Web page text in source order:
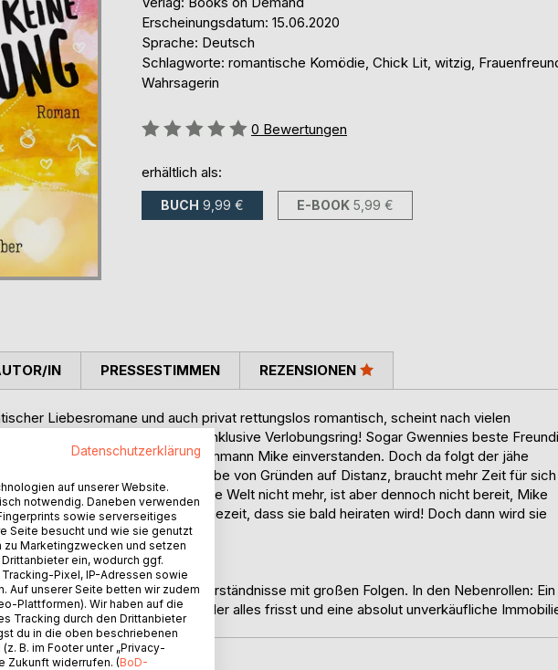
Erscheinungsdatum: 15.06.2020
Sprache: Deutsch
Schlagworte: romantische Komödie, Chick Lit, witzig,
Wahrsagerin
Bewertung::
0 Bewertungen
erhältlich als:
BUCH 9,99 € E-BOOK 5,99 €
Liebesromane und auch privat rettungslos romantisch, scheint nach vielen
große Los gezogen zu haben, inklusive Verlobungsring! Sogar Gwennies beste
Zynikerin aller Zeiten, ist mit Traummann Mike einverstanden. Doch da folgt der jähe
Mike geht plötzlich ohne Angabe von Gründen auf Distanz, braucht mehr Zeit für sich
schnell geht. Gwennie versteht die Welt nicht mehr, ist aber dennoch nicht bereit, Mike
hat eine Wahrsagerin ihr prophezeit, dass sie bald heiraten wird! Doch dann wird sie
Frau küsst ...
über die Liebe und kleine Missverständnisse mit großen Folgen. In den Nebenrollen: Ein
eine niedliche Nichte, ein Hund, der alles frisst und eine absolut unverkäufliche
IN PRESSESTIMMEN REZENSIONEN
Datenschutzerklärung
auf unserer Website.
notwendig. Daneben verwenden
sowie serverseitiges
Seite besucht und wie sie genutzt
Marketingzwecken und setzen
ein, wodurch ggf.
Pixel, IP-Adressen sowie
Auf unserer Seite betten wir zudem
Plattformen). Wir haben auf die
Tracking durch den Drittanbieter
du in die oben beschriebenen
B. im Footer unter „Privacy-
Zukunft widerrufen. (BoD-